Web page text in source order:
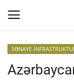
Əsas səhifə
SƏNAYE-